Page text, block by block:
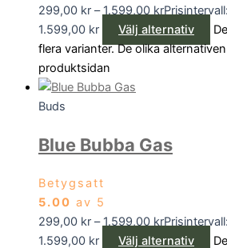
299,00 kr – 1.599,00 kr
1.599,00 kr
Välj alternativ
flera varianter. De olika
produktsidan
Buds
Blue Bubba Gas
Betygsatt
5.00 av 5
299,00 kr – 1.599,00 kr
1.599,00 kr
Välj alternativ